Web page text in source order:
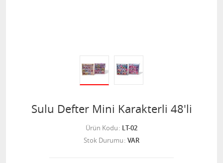
Sulu Defter Mini Karakterli 48'li
Ürün Kodu LT-02
Stok Durumu VAR